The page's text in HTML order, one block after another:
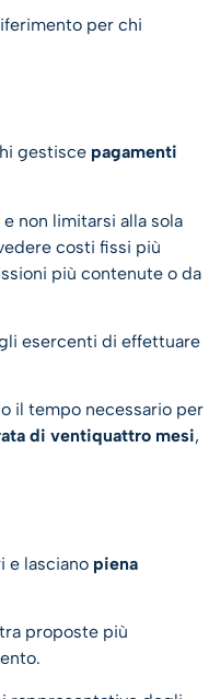
per chi
gestisce pagamenti
non limitarsi alla sola
costi fissi più
più contenute o da
esercenti di effettuare
il tempo necessario per
di ventiquattro mesi,
e lasciano piena
proposte più